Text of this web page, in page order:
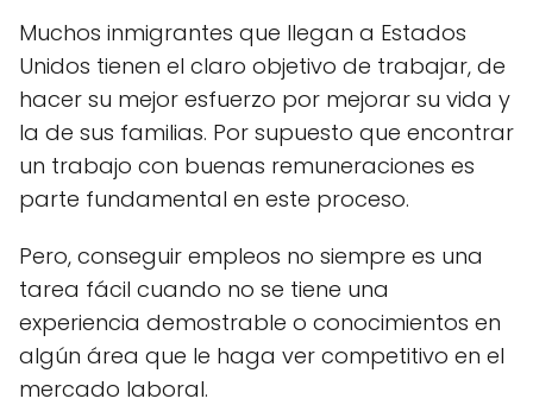
Muchos inmigrantes que llegan a Estados
Unidos tienen el claro objetivo de trabajar, de
hacer su mejor esfuerzo por mejorar su vida y
la de sus familias. Por supuesto que encontrar
un trabajo con buenas remuneraciones es
parte fundamental en este proceso.
Pero, conseguir empleos no siempre es una
tarea fácil cuando no se tiene una
experiencia demostrable o conocimientos en
algún área que le haga ver competitivo en el
mercado laboral.